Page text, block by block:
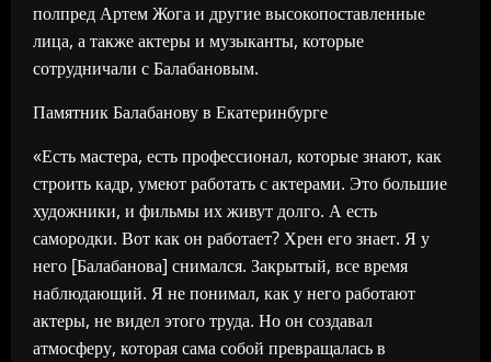
полпред Артем Жога и другие высокопоставленные
лица, а также актеры и музыканты, которые
сотрудничали с Балабановым.
Памятник Балабанову в Екатеринбурге
«Есть мастера, есть профессионал, которые знают, как
строить кадр, умеют работать с актерами. Это большие
художники, и фильмы их живут долго. А есть
самородки. Вот как он работает? Хрен его знает. Я у
него [Балабанова] снимался. Закрытый, все время
наблюдающий. Я не понимал, как у него работают
актеры, не видел этого труда. Но он создавал
атмосферу, которая сама собой превращалась в